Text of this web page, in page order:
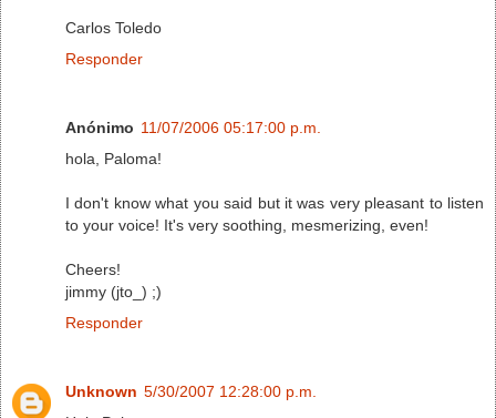
Carlos Toledo
Responder
Anónimo 11/07/2006 05:17:00 p.m.
hola, Paloma!
I don't know what you said but it was very pleasant to listen
to your voice! It's very soothing, mesmerizing, even!
Cheers!
jimmy (jto_) ;)
Responder
Unknown 5/30/2007 12:28:00 p.m.